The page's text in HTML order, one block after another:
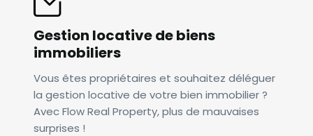
Gestion locative de biens
immobiliers
Vous êtes propriétaires et souhaitez déléguer
la gestion locative de votre bien immobilier ?
Avec Flow Real Property, plus de mauvaises
surprises !